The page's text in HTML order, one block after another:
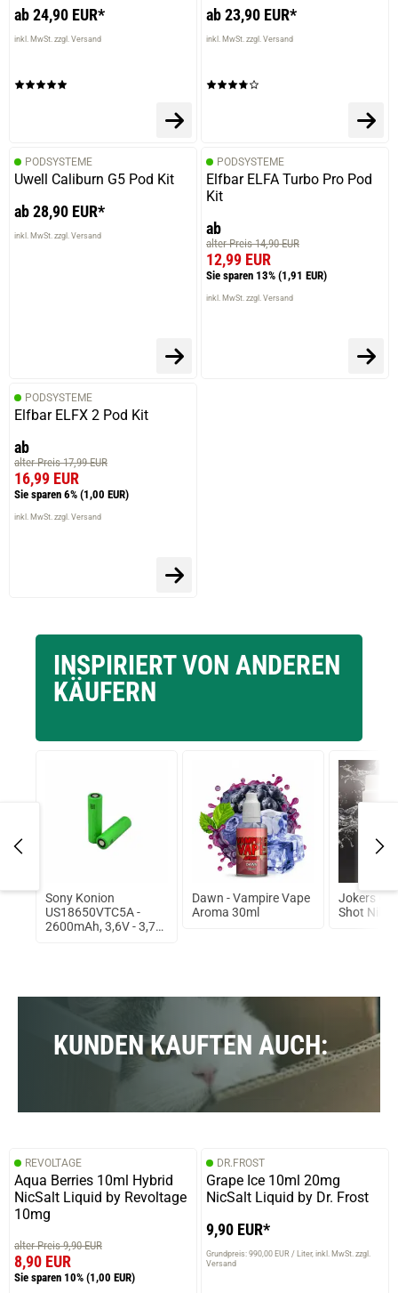
ab 24,90 EUR*
inkl. MwSt. zzgl. Versand
ab 23,90 EUR*
inkl. MwSt. zzgl. Versand
PODSYSTEME
Uwell Caliburn G5 Pod Kit
ab 28,90 EUR*
inkl. MwSt. zzgl. Versand
PODSYSTEME
Elfbar ELFA Turbo Pro Pod
Kit
ab
alter Preis 14,90 EUR
12,99 EUR
Sie sparen 13% (1,91 EUR)
inkl. MwSt. zzgl. Versand
PODSYSTEME
Elfbar ELFX 2 Pod Kit
ab
alter Preis 17,99 EUR
16,99 EUR
Sie sparen 6% (1,00 EUR)
inkl. MwSt. zzgl. Versand
INSPIRIERT VON ANDEREN
KÄUFERN
Sony Konion
US18650VTC5A -
2600mAh, 3,6V - 3,7V
Dawn - Vampire Vape
Aroma 30ml
Jokers
Shot
KUNDEN KAUFTEN AUCH:
REVOLTAGE
Aqua Berries 10ml Hybrid
NicSalt Liquid by Revoltage
10mg
alter Preis 9,90 EUR
8,90 EUR
Sie sparen 10% (1,00 EUR)
DR.FROST
Grape Ice 10ml 20mg
NicSalt Liquid by Dr. Frost
9,90 EUR*
Grundpreis: 990,00 EUR / Liter inkl. MwSt. zzgl.
Versand